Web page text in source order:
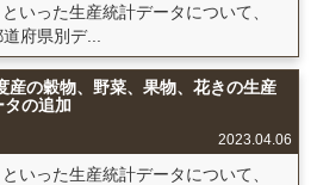
いった生産統計データについて、
府県別デ...
産の穀物、野菜、果物、花きの生産
の追加
2023.04.06
いった生産統計データについて、